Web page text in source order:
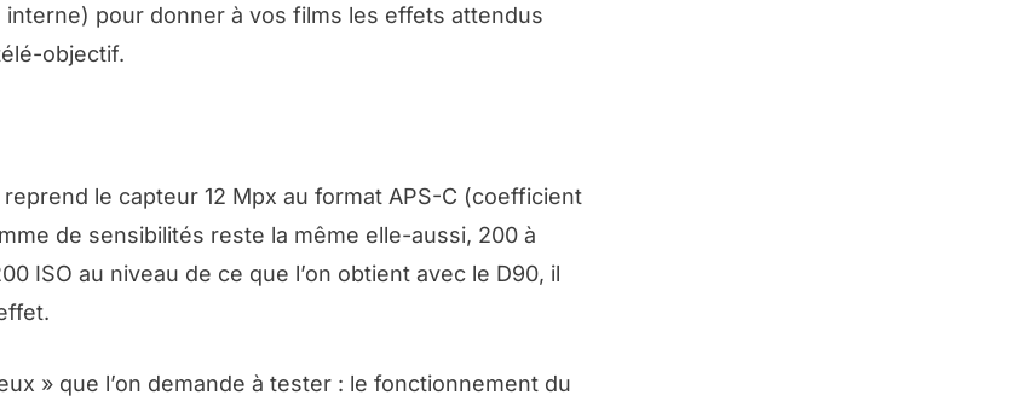
pour donner à vos films les effets attendus
objectif.
reprend le capteur 12 Mpx au format APS-C (coefficient
de sensibilités reste la même elle-aussi, 200 à
ISO au niveau de ce que l’on obtient avec le D90, il
» que l’on demande à tester : le fonctionnement du